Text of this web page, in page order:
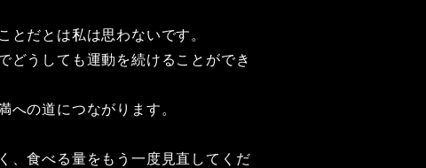
とだとは私は思わないです。
どうしても運動を続けることができ
への道につながります。
、食べる量をもう一度見直してくだ